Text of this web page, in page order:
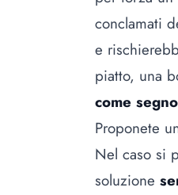
conclamati
e
piatto, una
come
Proponete
Nel caso si
soluzione